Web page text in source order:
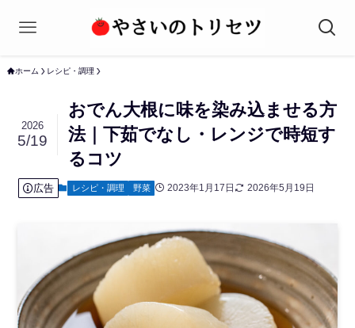
ホーム レシピ・調理
おでん大根に味を染み込ませる方
法｜下茹でなし・レンジで時短す
るコツ
2026
5/19
広告 レシピ・調理 野菜 2023年1月17日 2026年5月19日